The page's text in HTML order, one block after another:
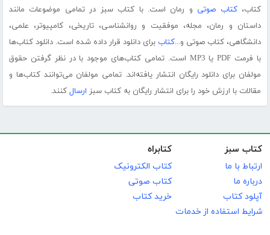
کتاب،کتاب صوتی و رمان است. با کتاب سبز در تمامی موضوعات مانند
داستان و رمان، مجله، موفقیت و روانشناسی، تاریخی، کامپیوتر، علمی،
دانشگاهی، کتاب صوتی و...کتاب برای دانلود قرار داده شده است. دانلود کتاب‌ها
با فرمت PDF یا MP3 است. تمامی کتاب‌های موجود با در نظر گرفتن حقوق
مولفان برای دانلود رایگان انتشار یافته‌اند. تمامی مولفان می‌توانند کتاب‌ها و
مقالات با ارزش خود را برای انتشار رایگان به کتاب سبز ارسال کنند.
کتاب سبز
ارتباط با ما
درباره ما
آپلود کتاب
شرایط استفاده از خدمات
کتابراه
کتاب الکترونیک
کتاب صوتی
خرید کتاب